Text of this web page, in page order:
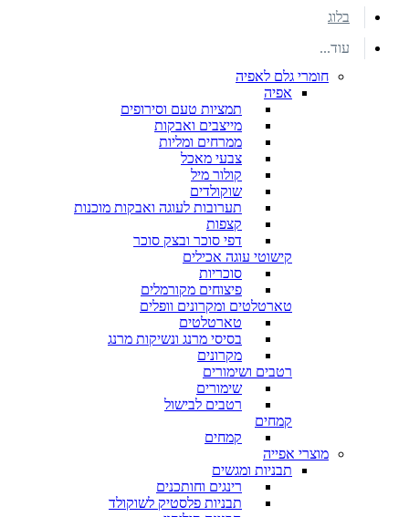
בלוג
עוד...
חומרי גלם לאפיה
אפיה
תמציות טעם וסירופים
מייצבים ואבקות
ממרחים ומליות
צבעי מאכל
קולור מיל
שוקולדים
תערובות לעוגה ואבקות מוכנות
קצפות
דפי סוכר ובצק סוכר
קישוטי עוגה אכילים
סוכריות
פיצוחים מקורמלים
טארטלטים ומקרונים וופלים
טארטלטים
בסיסי מרנג ונשיקות מרנג
מקרונים
רטבים ושימורים
שימורים
רטבים לבישול
קמחים
קמחים
מוצרי אפייה
תבניות ומגשים
רינגים וחותכנים
תבניות פלסטיק לשוקולד